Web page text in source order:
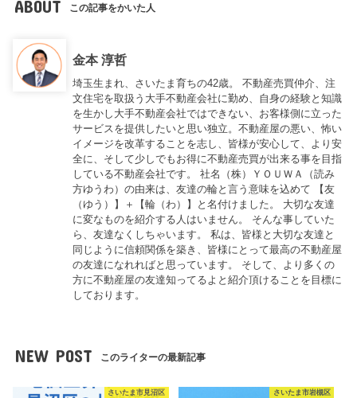
ABOUT この記事をかいた人
金本 淳哲
埼玉生まれ、さいたま育ちの42歳。 不動産売買仲介、注
文住宅を取扱う大手不動産会社に勤め、自身の経験と知識
を生かし大手不動産会社ではできない、お客様側に立った
サービスを提供したいと思い独立。不動産屋の悪い、怖い
イメージを改革することを志し、皆様が安心して、より安
全に、そして少しでもお得に不動産売買が出来る事を目指
している不動産会社です。 社名（株）ＹＯＵＷＡ（読み
方ゆうわ）の由来は、友達の輪と言う意味を込めて 【友
（ゆう）】＋【輪（わ）】と名付けました。 大切な友達
に変なものを紹介する人はいません。 そんな事していた
ら、友達なくしちゃいます。 私は、皆様と大切な友達と
同じように信頼関係を築き、皆様にとって最高の不動産屋
の友達になれればと思っています。 そして、より多くの
方に不動産屋の友達知ってるよと紹介頂けることを目標に
しております。
NEW POST このライターの最新記事
さいたま市見沼区 さいたま市岩槻区